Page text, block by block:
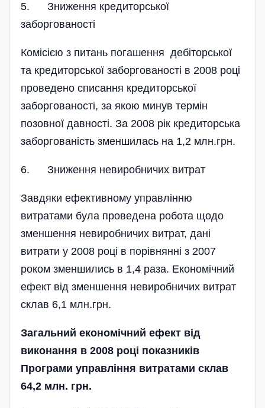
5. Зниження кредитор­ської
заборгованості
Комісією з питань погашення дебіторської
та кредитор­ської заборгованості в 2008 році
проведено списання кредиторської
заборгованості, за якою минув термін
позовної давності. За 2008 рік кредиторська
заборгованість зменшилась на 1,2 млн.грн.
6. Зниження невиробничих витрат
Завдяки ефективному управлінню
витратами була проведена робота щодо
зменшення невиробничих витрат, дані
витрати у 2008 році в порівнянні з 2007
роком зменшились в 1,4 раза. Економічний
ефект від зменшення невиробничих витрат
склав 6,1 млн.грн.
Загальний економічний ефект від
виконання в 2008 році показників
Програми управління ви­тратами склав
64,2 млн. грн.